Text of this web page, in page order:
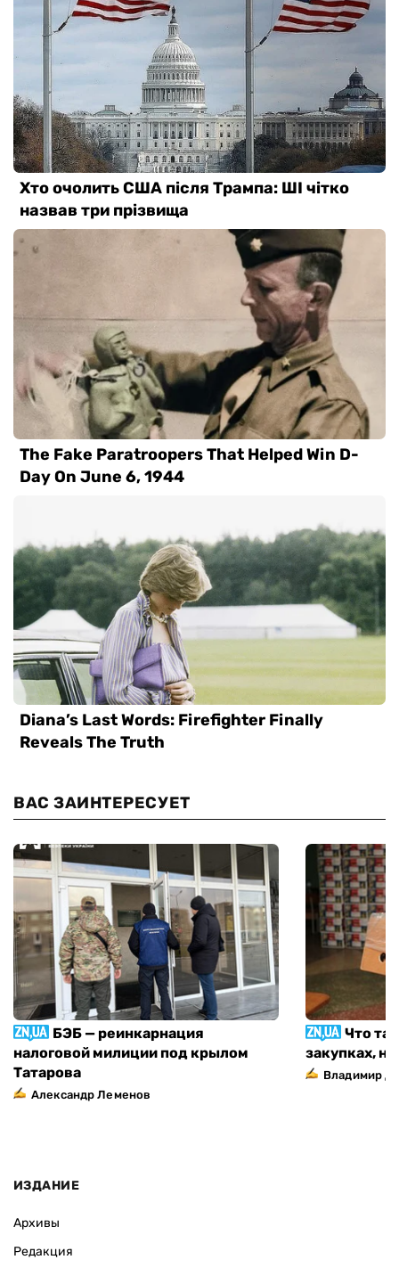
ВАС ЗАИНТЕРЕСУЕТ
БЭБ — реинкарнация
налоговой милиции под крылом
Татарова
Александр Леменов
Что
закупках,
Владимир
ИЗДАНИЕ
Архивы
Редакция